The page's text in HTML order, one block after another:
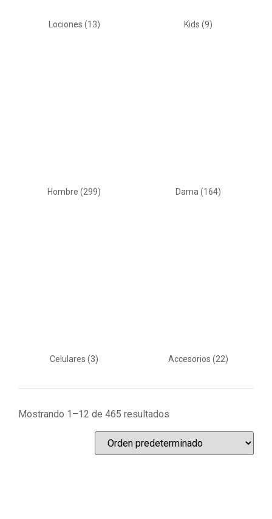
Lociones (13) Kids (9)
Hombre (299) Dama (164)
Celulares (3) Accesorios (22)
Mostrando 1–12 de 465 resultados